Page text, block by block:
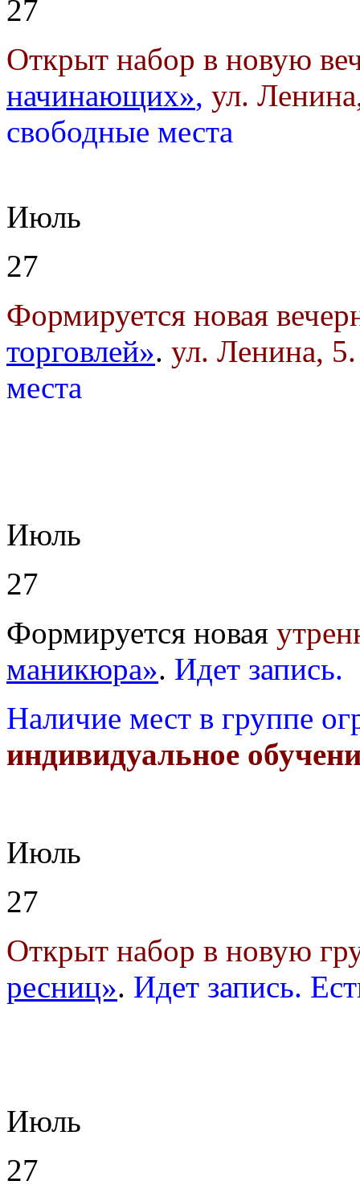
27
Открыт набор в новую
начинающих», ул.
свободные места
Июль
27
Формируется новая
торговлей». ул. Ленина,
места
Июль
27
Формируется новая
маникюра». Идет запись.
Наличие мест в группе
индивидуальное
Июль
27
Открыт набор в новую
ресниц». Идет запись.
Июль
27